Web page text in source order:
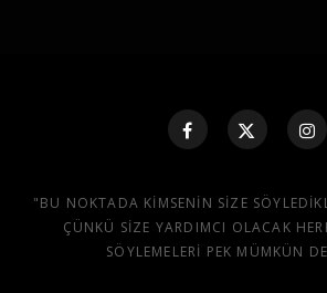
"BU NOKTADA KIMSENIN SIZE
ÇÜNKÜ SIZE YARDIMCI OLACAK
SÖYLEMELERI PEK MÜMKÜN